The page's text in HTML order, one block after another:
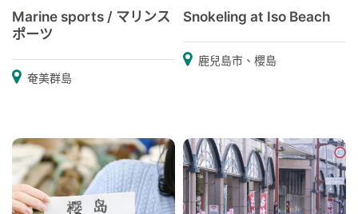
Marine sports / マリンス
ポーツ
奄美群島
Snokeling at Iso Beach
鹿兒島市、櫻島